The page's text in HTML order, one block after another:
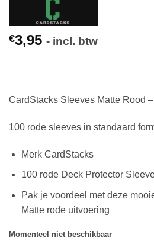
€3,95 - incl. btw
CardStacks Sleeves Matte Rood
100 rode sleeves in standaard
Merk CardStacks
100 rode Deck Protector
Pak je voordeel met deze
Matte rode uitvoering
Momenteel niet beschikbaar